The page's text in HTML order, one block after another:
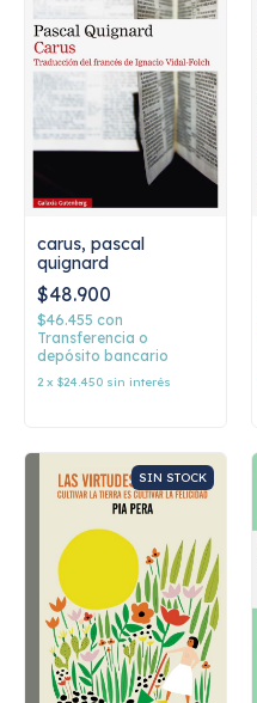
carus, pascal
quignard
$48.900
$46.455 con
Transferencia o
depósito bancario
2 x $24.450 sin interés
SIN STOCK